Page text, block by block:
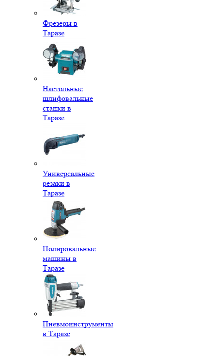
Фрезеры в
Таразе
Настольные
шлифовальные
станки в
Таразе
Универсальные
резаки в
Таразе
Полировальные
машины в
Таразе
Пневмоинструменты
в Таразе